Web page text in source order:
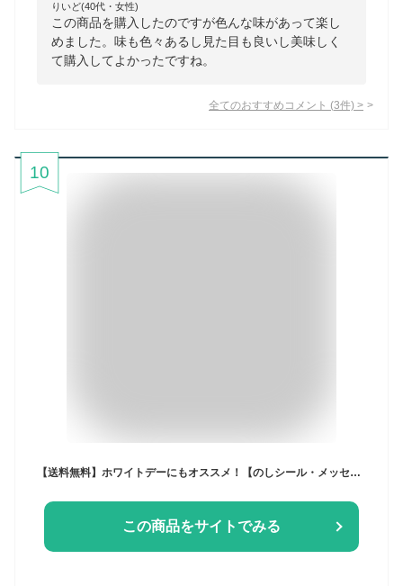
りいど(40代・女性)
この商品を購入したのですが色んな味があって楽し
めました。味も色々あるし見た目も良いし美味しく
て購入してよかったですね。
全てのおすすめコメント (3件) >
10
【送料無料】ホワイトデーにもオススメ！【のしシール・メッセージカード 無料サービス】 DADAC公式《こねこのこねこねクッキー缶 8種 45個入り HappyNyao》DADACA 公式 北海道 クッキー お菓子 スイーツ 手土産 ギフト ねこ かわいい 猫 お土産 熨斗対応
この商品をサイトでみる